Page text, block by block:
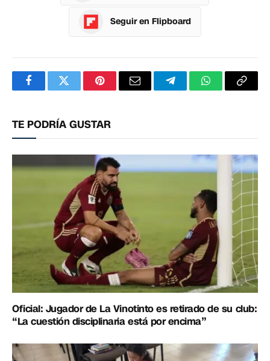
Seguir en Flipboard
FacebookTwitterPinterestCorreoTelegramWhatsApp
TE PODRÍA GUSTAR
Oficial: Jugador de La Vinotinto es retirado de su club:
“La cuestión disciplinaria está por encima”